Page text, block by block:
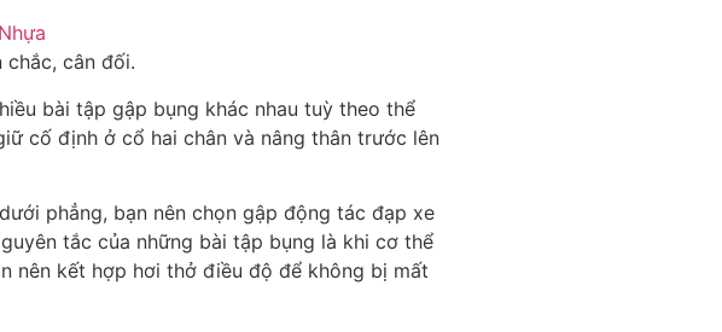
chắc, cân đối.
bài tập gập bụng khác nhau tuỳ theo thể
cố định ở cổ hai chân và nâng thân trước lên
phẳng, bạn nên chọn gập động tác đạp xe
tắc của những bài tập bụng là khi cơ thể
nên kết hợp hơi thở điều độ để không bị mất